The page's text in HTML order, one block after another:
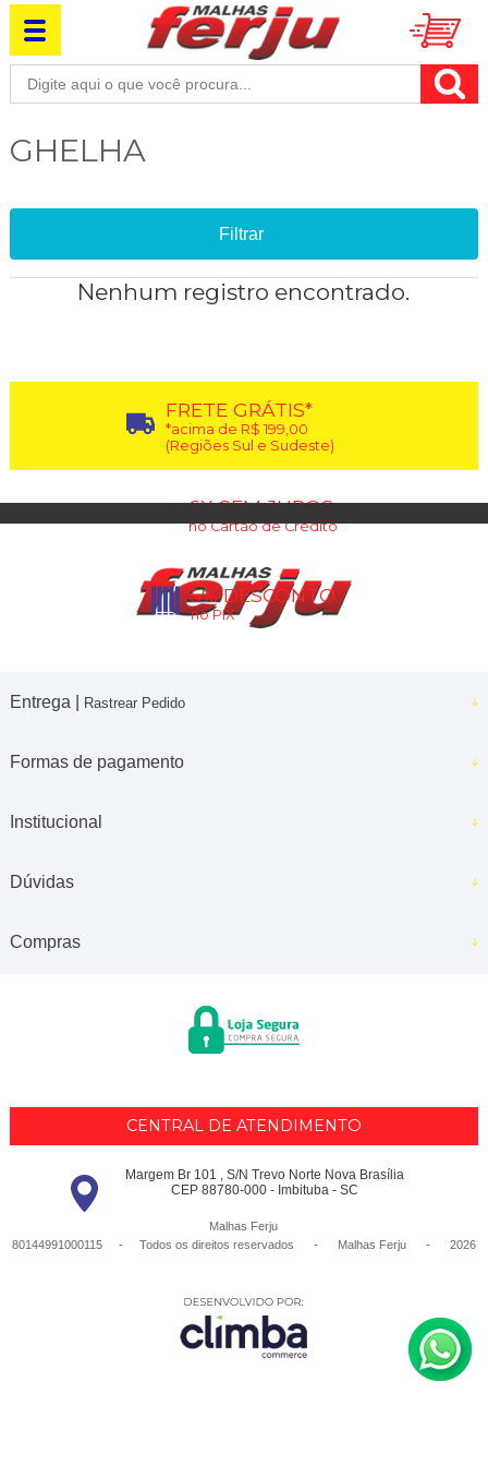
GHELHA
Filtrar
Nenhum registro encontrado.
FRETE GRÁTIS*
*acima de R$ 199,00
(Regiões Sul e Sudeste)
6X SEM JUROS
no Cartão de Crédito
5% DESCONTO
no PIX
Entrega | Rastrear Pedido
Formas de pagamento
Institucional
Dúvidas
Compras
CENTRAL DE ATENDIMENTO
Margem Br 101 , S/N Trevo Norte Nova Brasília
CEP 88780-000 - Imbituba - SC
Malhas Ferju
80144991000115 - Todos os direitos reservados
- Malhas Ferju - 2026